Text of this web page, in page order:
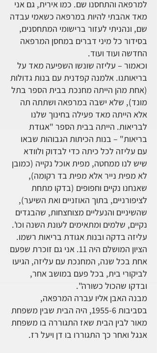
למרפאה והתחסנו שם. כמו אירית, גם אני
מאד אהבתי להיות במרפאה כשאמי עבדה
שם, ונהניתי לעזור ברישומי המתחסנים,
בסידור כל מיני דברים במחסן המרפאה
החדשה ועוד ועוד.
וכאמור – עליזה שונשו השפיעה מאד על
בריאותנו. אלמנה קפדנית עם בנות גדולות
(אחת מהן הייתה מחנכת בבית הספר בתל
מונד), שלא ישבה במרפאה ושתתה תה
אלא הייתה מאד פעילה בחינוך שלנו
לבריאות. הייתה בבית הספר "אגודת
בריאות" – בנות הכיתות הגבוהות שבאו
עם עליזה לכל כיתה כדי לבדוק ולוודא
שיש לנו ממחטה, מפית אוכל נקייה (כמובן
לא מפית נייר אלא מפית בד רקומה),
שאנחנו נקיים וחפופים (בדקו מתחת
לציפורניים, בתוך האוזניים ואת השיער),
שהשיניים והנעליים מצוחצחות, שהבגדים
נקיים, שלמים ומתאימים לעונת השנה וכו'.
עליזה בדקה ובנות אגודת בריאות רשמו.
הציון המושלם היה 11. אני גם זוכרת שפעם
אחת בכל שנה, המחנכת עם עליזה, הגיעו
לביקורי בית, בכל פעם במושב אחר,
ובדקו שהכול כשורה".
מבנה האבן אליו עברה המרפאה,
בסביבות 1955-6, היה הבית שבין משפחת
מאור לבין הבית שאז התגוררה בו משפחת
אנגל ואחר כך התגוררו בו דן ויעל רז.